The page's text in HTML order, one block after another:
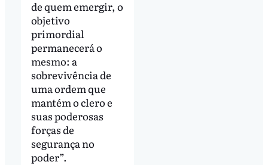
de quem emergir, o
objetivo
primordial
permanecerá o
mesmo: a
sobrevivência de
uma ordem que
mantém o clero e
suas poderosas
forças de
segurança no
poder”.